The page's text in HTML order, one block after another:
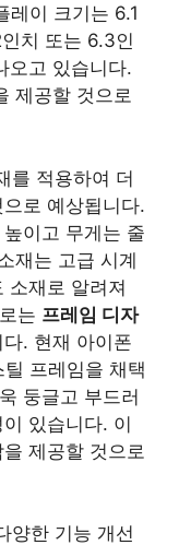
레이 크기는 6.1
치 또는 6.3인
오고 있습니다.
제공할 것으로
를 적용하여 더
로 예상됩니다.
이고 무게는 줄
재는 고급 시계
소재로 알려져
는 프레임 디자
. 현재 아이폰
프레임을 채택
둥글고 부드러
있습니다. 이
제공할 것으로
양한 기능 개선